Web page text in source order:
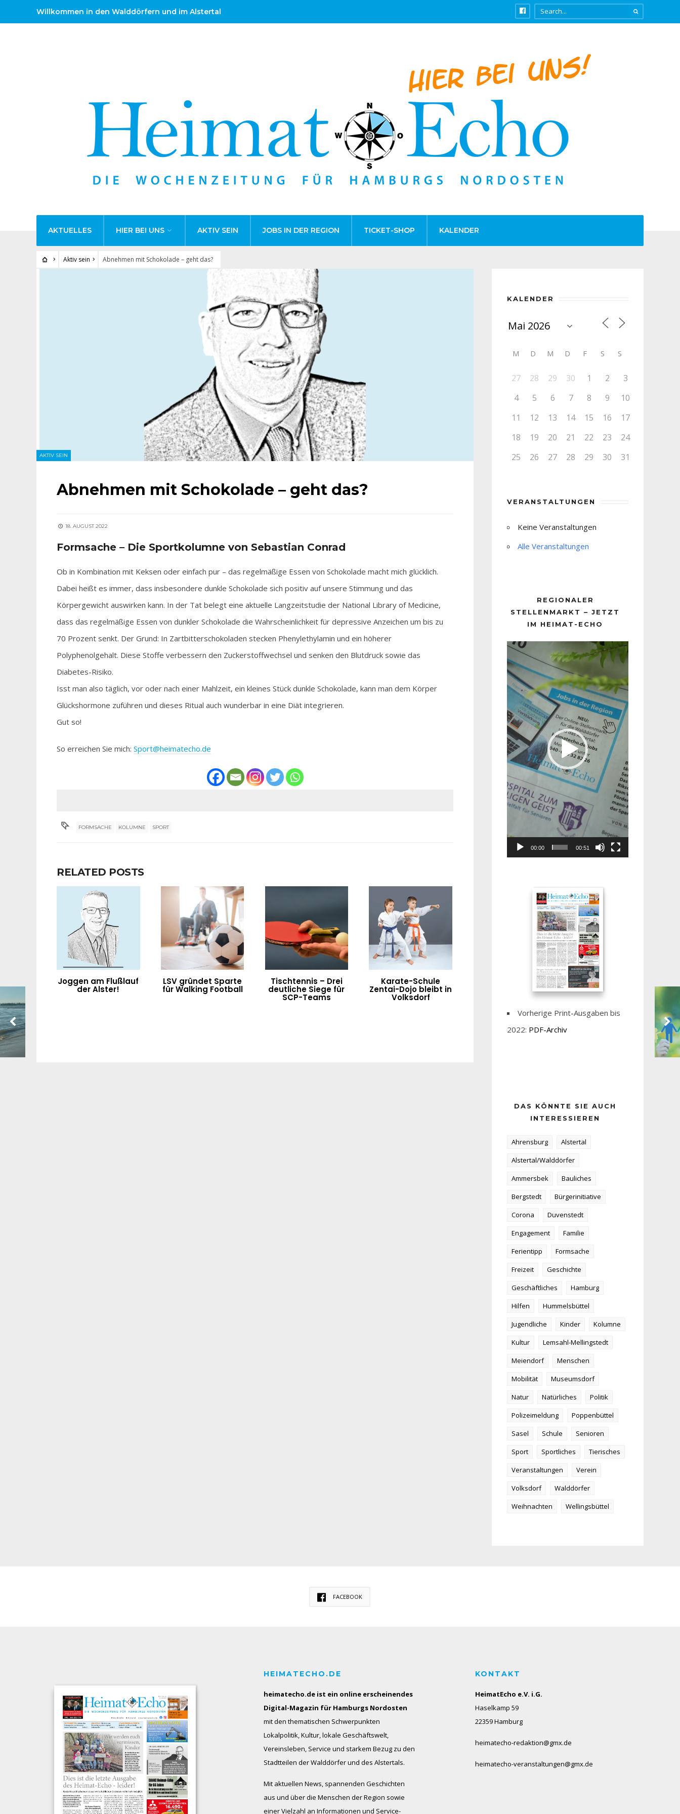
Willkommen in den Walddörfern und im Alstertal
AKTUELLES HIER BEI UNS AKTIV SEIN JOBS IN DER REGION TICKET-SHOP KALENDER
Aktiv sein Abnehmen mit Schokolade – geht das?
AKTIV SEIN
Abnehmen mit Schokolade – geht das?
18. AUGUST 2022
Formsache – Die Sportkolumne von Sebastian Conrad
Ob in Kombination mit Keksen oder einfach pur – das regelmäßige Essen von Schokolade macht mich glücklich.
Dabei heißt es immer, dass insbesondere dunkle Schokolade sich positiv auf unsere Stimmung und das
Körpergewicht auswirken kann. In der Tat belegt eine aktuelle Langzeitstudie der National Library of Medicine,
dass das regelmäßige Essen von dunkler Schokolade die Wahrscheinlichkeit für depressive Anzeichen um bis zu
70 Prozent senkt. Der Grund: In Zartbitterschokoladen stecken Phenylethylamin und ein höherer
Polyphenolgehalt. Diese Stoffe verbessern den Zuckerstoffwechsel und senken den Blutdruck sowie das
Diabetes-Risiko.
Isst man also täglich, vor oder nach einer Mahlzeit, ein kleines Stück dunkle Schokolade, kann man dem Körper
Glückshormone zuführen und dieses Ritual auch wunderbar in eine Diät integrieren.
Gut so!
So erreichen Sie mich: Sport@heimatecho.de
FORMSACHE KOLUMNE SPORT
RELATED POSTS
Joggen am Flußlauf
der Alster!
LSV gründet Sparte
für Walking Football
Tischtennis – Drei
deutliche Siege für
SCP-Teams
Karate-Schule
Zentai-Dojo bleibt in
Volksdorf
KALENDER
M D M D F S S
27 28 29 30 1 2
3
4
5 6 7 8 9
10
11
12 13 14 15 16
17
18
19 20 21 22 23
24
25
26 27 28 29 30 31
VERANSTALTUNGEN
Keine Veranstaltungen
Alle Veranstaltungen
REGIONALER
STELLENMARKT – JETZT
IM HEIMAT-ECHO
Player
00:00 00:51
Vorherige Print-Ausgaben bis
2022: PDF-Archiv
DAS KÖNNTE SIE AUCH
INTERESSIEREN
Ahrensburg
Alstertal
Alstertal/Walddörfer
Ammersbek
Bauliches
Bergstedt
Bürgerinitiative
Corona
Duvenstedt
Engagement
Familie
Ferientipp
Formsache
Freizeit
Geschichte
Geschäftliches
Hamburg
Hilfen
Hummelsbüttel
Jugendliche
Kinder
Kolumne
Kultur
Lemsahl-Mellingstedt
Meiendorf
Menschen
Mobilität
Museumsdorf
Natur
Natürliches
Politik
Polizeimeldung
Poppenbüttel
Sasel
Schule
Senioren
Sport
Sportliches
Tierisches
Veranstaltungen
Verein
Volksdorf
Walddörfer
Weihnachten
Wellingsbüttel
FACEBOOK
HEIMATECHO.DE
heimatecho.de ist ein online erscheinendes
Digital-Magazin für Hamburgs Nordosten
mit den thematischen Schwerpunkten
Lokalpolitik, Kultur, lokale Geschäftswelt,
Vereinsleben, Service und starkem Bezug zu den
Stadtteilen der Walddörfer und des Alstertals.
Mit aktuellen News, spannenden Geschichten
aus und über die Menschen der Region sowie
einer Vielzahl an Informationen und Service-
KONTAKT
HeimatEcho e.V. i.G.
Haselkamp 59
22359 Hamburg
heimatecho-redaktion@gmx.de
heimatecho-veranstaltungen@gmx.de